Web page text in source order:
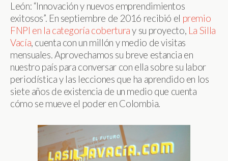
León: “Innovación y nuevos emprendimientos
exitosos”. En septiembre de 2016 recibió el premio
FNPI en la categoría coberturay su proyecto, La Silla
Vacía, cuenta con un millón y medio de visitas
mensuales. Aprovechamos su breve estancia en
nuestro país para conversar con ella sobre su labor
periodística y las lecciones que ha aprendido en los
siete años de existencia de un medio que cuenta
cómo se mueve el poder en Colombia.